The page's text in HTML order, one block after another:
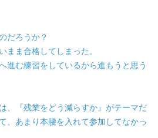
だろうか？
まま合格してしまった。
進む練習をしているから進もうと思う
、『残業をどう減らすか』がテーマだ
、あまり本腰を入れて参加してなかっ